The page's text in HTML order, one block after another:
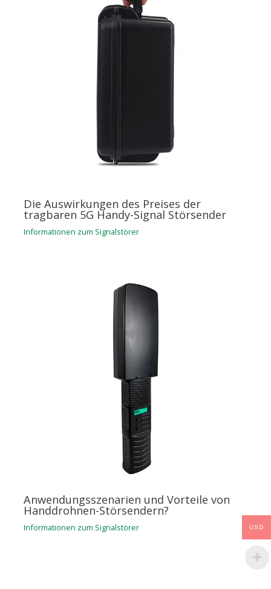
Die Auswirkungen des Preises der
tragbaren 5G Handy-Signal Störsender
Informationen zum Signalstörer
Anwendungsszenarien und Vorteile von
Handdrohnen-Störsendern?
Informationen zum Signalstörer USD